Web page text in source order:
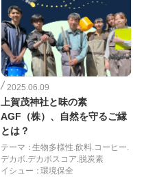
上賀茂神社と味の素
AGF（株）、自然を守るご縁
とは？
2025.06.09
テーマ：生物多様性.飲料.コーヒー.
デカボ.デカボスコア.脱炭素
イシュー：環境保全